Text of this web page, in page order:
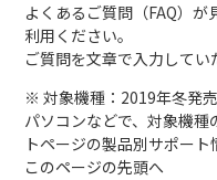
よくあるご質問（FAQ）
利用ください。
ご質問を文章で入力してい
※ 対象機種：2019年冬発
パソコンなどで、対象機
トページの製品別サポート
このページの先頭へ